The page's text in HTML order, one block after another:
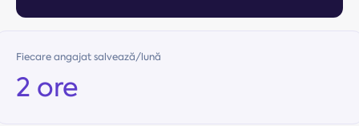
Fiecare angajat salvează/lună
2 ore